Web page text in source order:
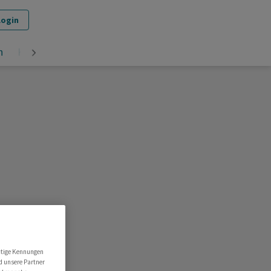
Krypto
Kennungen
unsere Partner